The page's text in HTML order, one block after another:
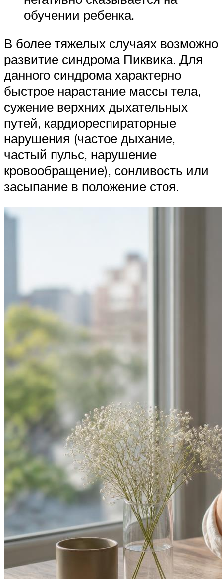
обучении ребенка.
В более тяжелых случаях возможно
развитие синдрома Пиквика. Для
данного синдрома характерно
быстрое нарастание массы тела,
сужение верхних дыхательных
путей, кардиореспираторные
нарушения (частое дыхание,
частый пульс, нарушение
кровообращение), сонливость или
засыпание в положение стоя.